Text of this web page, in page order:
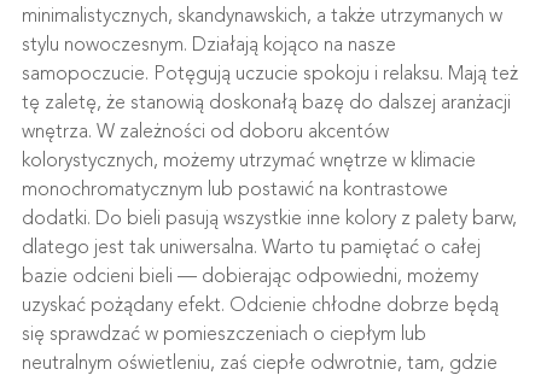
minimalistycznych, skandynawskich, a także utrzymanych w
stylu nowoczesnym. Działają kojąco na nasze
samopoczucie. Potęgują uczucie spokoju i relaksu. Mają też
tę zaletę, że stanowią doskonałą bazę do dalszej aranżacji
wnętrza. W zależności od doboru akcentów
kolorystycznych, możemy utrzymać wnętrze w klimacie
monochromatycznym lub postawić na kontrastowe
dodatki. Do bieli pasują wszystkie inne kolory z palety barw,
dlatego jest tak uniwersalna. Warto tu pamiętać o całej
bazie odcieni bieli — dobierając odpowiedni, możemy
uzyskać pożądany efekt. Odcienie chłodne dobrze będą
się sprawdzać w pomieszczeniach o ciepłym lub
neutralnym oświetleniu, zaś ciepłe odwrotnie, tam, gdzie